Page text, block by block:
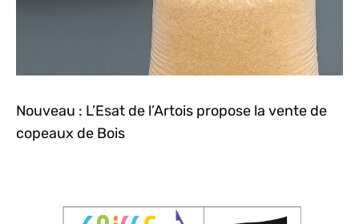
Nouveau : L’Esat de l’Artois propose la vente de
copeaux de Bois